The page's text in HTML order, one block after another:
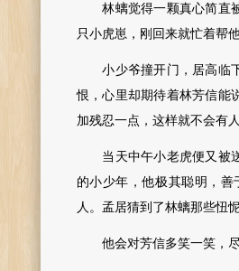
林螭觉得一颗真心简直被
只小虎崽，刚回来就忙着帮
小少爷撞开门，居高临下
恨，心里却期待着林芳信能
加残忍一点，这样就不会有
当天中午小老虎便又被送
的小少年，他极其聪明，
人。孟居猜到了林螭那些忸
他会对芳信多笑一笑，尽